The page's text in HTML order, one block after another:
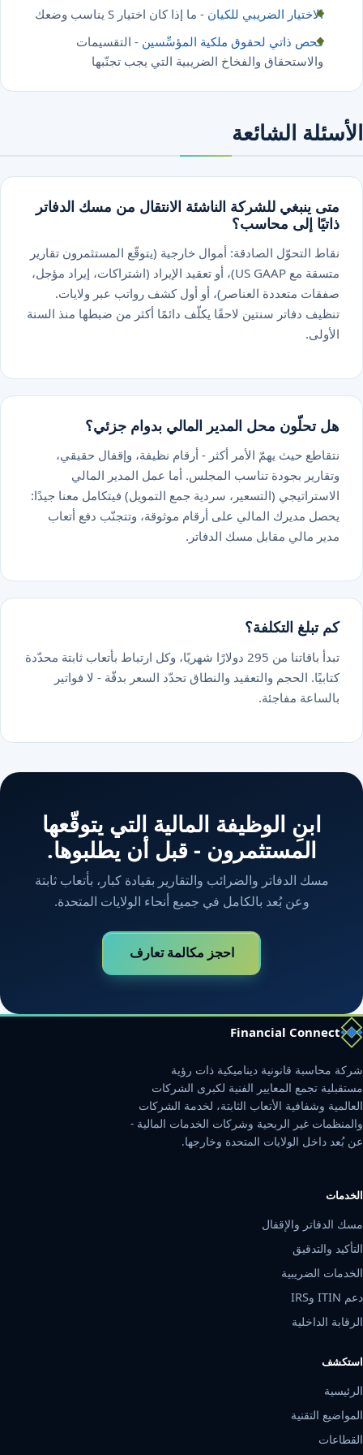
الاختيار الضريبي للكيان- ما إذا كان اختيار S يناسب وضعك
فحص ذاتي لحقوق ملكية المؤسِّسين- التقسيمات
والاستحقاق والفخاخ الضريبية التي يجب تجنّبها
الشائعة
ينبغي للشركة الناشئة الانتقال من مسك الدفاتر
إلى محاسب؟
التحوّل الصادقة: أموال خارجية (يتوقّع المستثمرون تقارير
متسقة مع US GAAP)، أو تعقيد الإيراد (اشتراكات، إيراد مؤجل،
متعددة العناصر)، أو أول كشف رواتب عبر ولايات.
دفاتر سنتين لاحقًا يكلّف دائمًا أكثر من ضبطها منذ السنة
تحلّون محل المدير المالي بدوام جزئي؟
حيث يهمّ الأمر أكثر - أرقام نظيفة، وإقفال حقيقي،
بجودة تناسب المجلس. أما عمل المدير المالي
(التسعير، سردية جمع التمويل) فيتكامل معنا جيدًا:
مديرك المالي على أرقام موثوقة، وتتجنّب دفع أتعاب
مالي مقابل مسك الدفاتر.
تبلغ التكلفة؟
تبدأ باقاتنا من 295 دولارًا شهريًا، وكل ارتباط بأتعاب ثابتة محدّدة
الحجم والتعقيد والنطاق تحدّد السعر بدقّة - لا فواتير
مفاجئة.
ابنِ الوظيفة المالية التي يتوقّعها
المستثمرون - قبل أن يطلبوها.
مسك الدفاتر والضرائب والتقارير بقيادة كبار، بأتعاب ثابتة
وعن بُعد بالكامل في جميع أنحاء الولايات المتحدة.
احجز مكالمة تعارف
Financial
قانونية ديناميكية ذات رؤية
تجمع المعايير الفنية لكبرى الشركات
وشفافية الأتعاب الثابتة، لخدمة الشركات
غير الربحية وشركات الخدمات المالية -
الولايات المتحدة وخارجها.
والإقفال
والتدقيق
الضريبية
الداخلية
التقنية